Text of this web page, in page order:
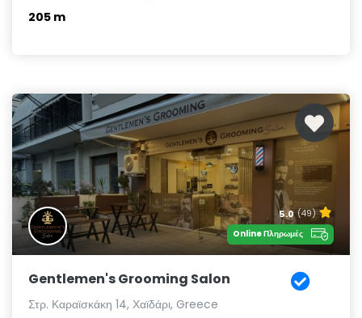
205 m
5.0 (49)
Online Πληρωμές
Gentlemen's Grooming Salon
Στρ. Καραϊσκάκη 14, Χαϊδάρι, Greece